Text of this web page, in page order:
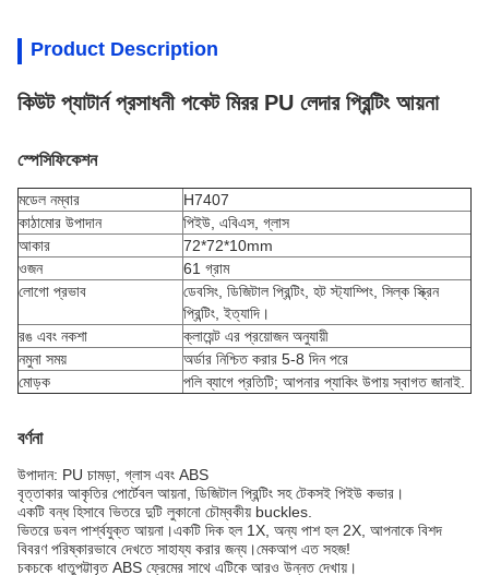
Product Description
কিউট প্যাটার্ন প্রসাধনী পকেট মিরর PU লেদার প্রিন্টিং আয়না
স্পেসিফিকেশন
মডেল নম্বার
H7407
কাঠামোর উপাদান
পিইউ, এবিএস, গ্লাস
আকার
72*72*10mm
ওজন
61 গ্রাম
লোগো প্রভাব
ডেবসিং, ডিজিটাল প্রিন্টিং, হট স্ট্যাম্পিং, সিল্ক স্ক্রিন
প্রিন্টিং, ইত্যাদি।
রঙ এবং নকশা
ক্লায়েন্ট এর প্রয়োজন অনুযায়ী
নমুনা সময়
অর্ডার নিশ্চিত করার 5-8 দিন পরে
মোড়ক
পলি ব্যাগে প্রতিটি; আপনার প্যাকিং উপায় স্বাগত জানাই.
বর্ণনা
উপাদান: PU চামড়া, গ্লাস এবং ABS
বৃত্তাকার আকৃতির পোর্টেবল আয়না, ডিজিটাল প্রিন্টিং সহ টেকসই পিইউ কভার।
একটি বন্ধ হিসাবে ভিতরে দুটি লুকানো চৌম্বকীয় buckles.
ভিতরে ডবল পার্শ্বযুক্ত আয়না।একটি দিক হল 1X, অন্য পাশ হল 2X, আপনাকে বিশদ
বিবরণ পরিষ্কারভাবে দেখতে সাহায্য করার জন্য।মেকআপ এত সহজ!
চকচকে ধাতুপট্টাবৃত ABS ফ্রেমের সাথে এটিকে আরও উন্নত দেখায়।